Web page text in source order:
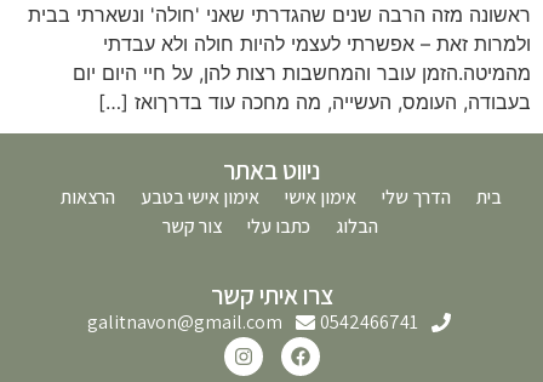
ראשונה מזה הרבה שנים שהגדרתי שאני 'חולה' ונשארתי בבית
ולמרות זאת – אפשרתי לעצמי להיות חולה ולא עבדתי
מהמיטה.הזמן עובר והמחשבות רצות להן, על חיי היום יום
בעבודה, העומס, העשייה, מה מחכה עוד בדרךואז […]
ניווט באתר
בית הדרך שלי אימון אישי אימון אישי בטבע
הרצאות
הבלוג
כתבו עלי צור קשר
צרו איתי קשר
0542466741
galitnavon@gmail.com